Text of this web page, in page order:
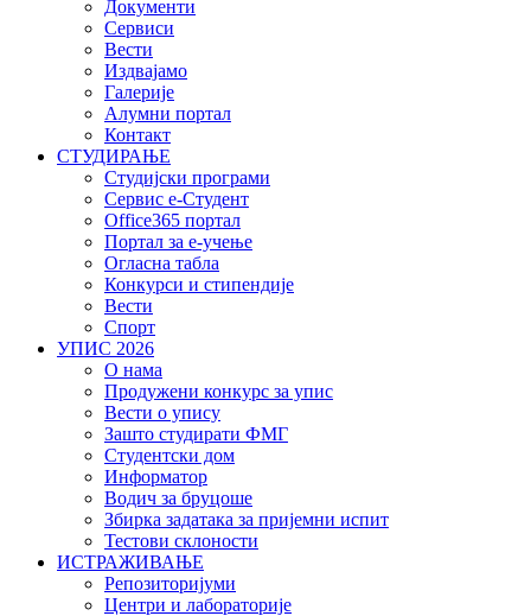
Документи
Сервиси
Вести
Издвајамо
Галерије
Алумни портал
Контакт
СТУДИРАЊЕ
Студијски програми
Сервис е-Студент
Office365 портал
Портал за е-учење
Огласна табла
Конкурси и стипендије
Вести
Спорт
УПИС 2026
О нама
Продужени конкурс за упис
Вести о упису
Зашто студирати ФМГ
Студентски дом
Информатор
Водич за бруцоше
Збиркa задатака за пријемни испит
Тестови склоности
ИСТРАЖИВАЊЕ
Репозиторијуми
Центри и лабораторије